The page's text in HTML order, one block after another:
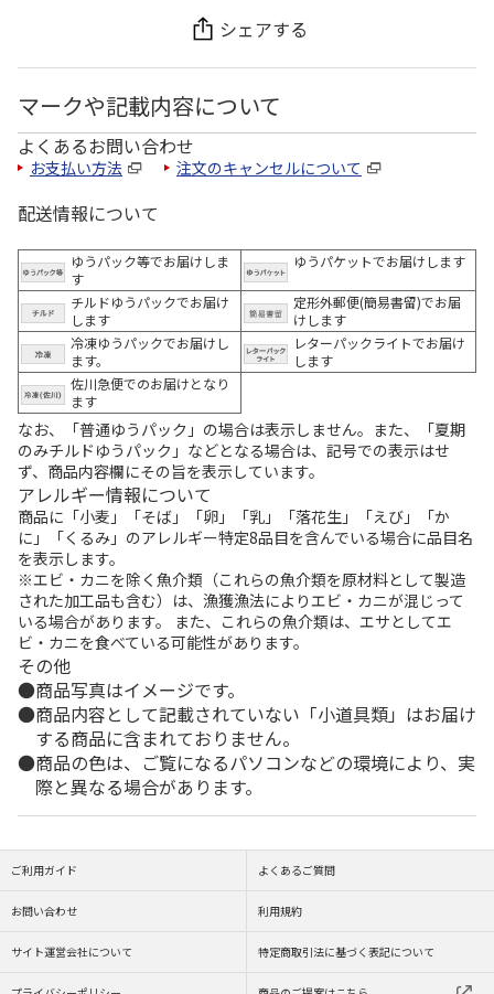
シェアする
マークや記載内容について
よくあるお問い合わせ
お支払い方法 注文のキャンセルについて
配送情報について
ゆうパック等でお届けしま
す
ゆうパケットでお届けします
チルドゆうパックでお届け
します
定形外郵便(簡易書留)でお届
けします
冷凍ゆうパックでお届けし
ます。
レターパックライトでお届け
します
佐川急便でのお届けとなり
ます
なお、「普通ゆうパック」の場合は表示しません。また、「夏期
のみチルドゆうパック」などとなる場合は、記号での表示はせ
ず、商品内容欄にその旨を表示しています。
アレルギー情報について
商品に「小麦」「そば」「卵」「乳」「落花生」「えび」「か
に」「くるみ」のアレルギー特定8品目を含んでいる場合に品目名
を表示します。
※エビ・カニを除く魚介類（これらの魚介類を原材料として製造
された加工品も含む）は、漁獲漁法によりエビ・カニが混じって
いる場合があります。 また、これらの魚介類は、エサとしてエ
ビ・カニを食べている可能性があります。
その他
商品写真はイメージです。
商品内容として記載されていない「小道具類」はお届け
する商品に含まれておりません。
商品の色は、ご覧になるパソコンなどの環境により、実
際と異なる場合があります。
ご利用ガイド よくあるご質問
お問い合わせ 利用規約
サイト運営会社について 特定商取引法に基づく表記について